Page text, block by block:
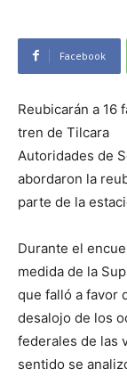
Facebook
Reubicarán a 16
tren de Tilcara
Autoridades de
abordaron la
parte de la
Durante el
medida de la
que falló a favor
desalojo de los
federales de las
sentido se